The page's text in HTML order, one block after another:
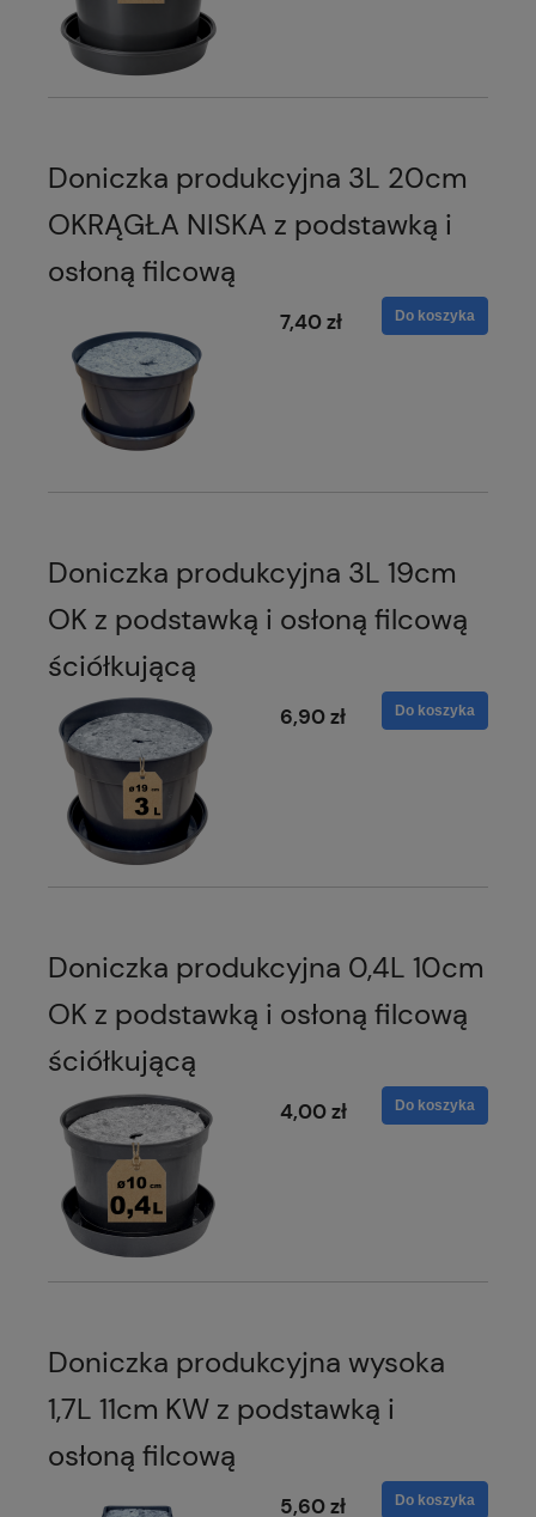
Doniczka produkcyjna 3L 20cm
OKRĄGŁA NISKA z podstawką i
osłoną filcową
7,40 zł Do koszyka
Doniczka produkcyjna 3L 19cm
OK z podstawką i osłoną filcową
ściółkującą
6,90 zł Do koszyka
Doniczka produkcyjna 0,4L 10cm
OK z podstawką i osłoną filcową
ściółkującą
4,00 zł Do koszyka
Doniczka produkcyjna wysoka
1,7L 11cm KW z podstawką i
osłoną filcową
5,60 zł Do koszyka